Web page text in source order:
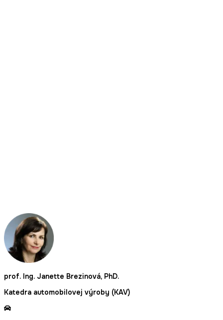
prof. Ing. Janette Brezinová, PhD.
Katedra automobilovej výroby (KAV)